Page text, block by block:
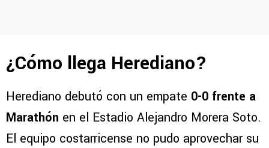
¿Cómo llega Herediano?
Herediano debutó con un empate 0-0 frente a
Marathón en el Estadio Alejandro Morera Soto.
El equipo costarricense no pudo aprovechar su